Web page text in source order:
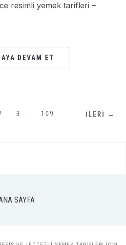
resimli yemek tarifleri –
DEVAM ET
3 109 İLERI →
SAYFA